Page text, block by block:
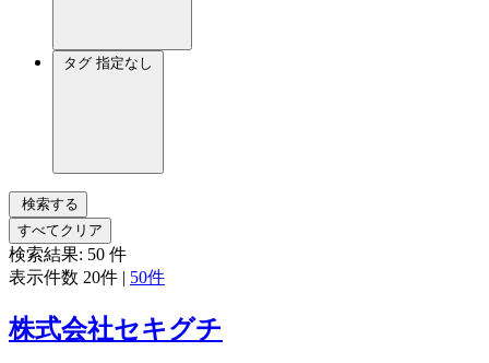
タグ 指定なし
検索する
すべてクリア
検索結果: 50 件
表示件数 20件 | 50件
株式会社セキグチ